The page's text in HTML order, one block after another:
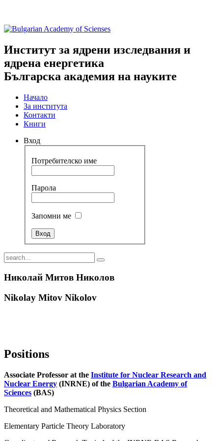
Институт за ядрени изследвания и
ядрена енергетика
Българска академия на науките
Начало
За института
Контакти
Книги
Вход
Потребителско име
Парола
Запомни ме
Николай Митов Николов
Nikolay Mitov Nikolov
Positions
Associate Professor at the Institute for Nuclear Research and
Nuclear Energy (INRNE) of the Bulgarian Academy of
Sciences (BAS)
Theoretical and Mathematical Physics Section
Elementary Particle Theory Laboratory